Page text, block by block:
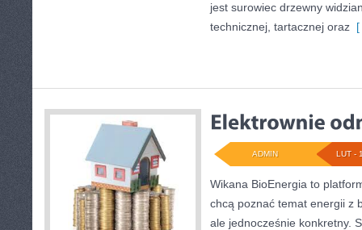
jest surowiec drzewny
technicznej, tartacznej oraz [
LUT -
ADMIN
Wikana BioEnergia to
chcą poznać temat energii z
ale jednocześnie konkretny.